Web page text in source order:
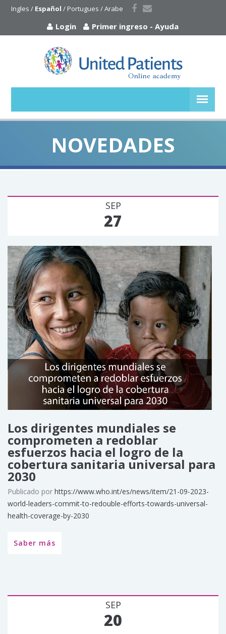
Ingles / Español / Portugues / Arabe
Login Primer ingreso -Ayuda
NOVEDADES
SEP
27
Los dirigentes mundiales se
comprometen a redoblar
esfuerzos hacia el logro de la
cobertura sanitaria universal para
2030
Publicado por https://www.who.int/es/news/item/21-09-2023-
world-leaders-commit-to-redouble-efforts-towards-universal-
health-coverage-by-2030
Saber más
SEP
20